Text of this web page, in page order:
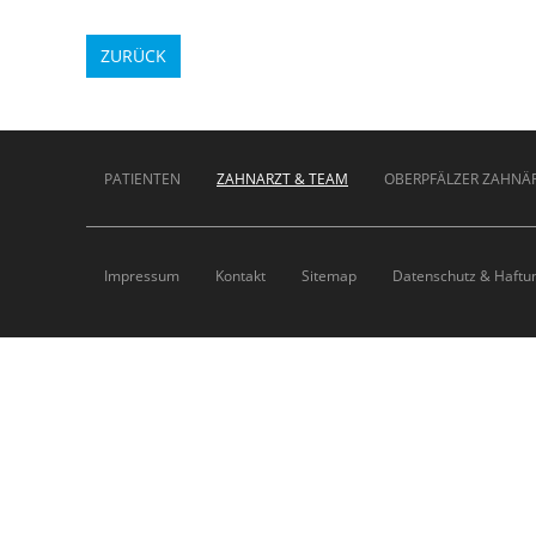
ZURÜCK
PATIENTEN ZAHNARZT & TEAM OBERPFÄLZER
Impressum Kontakt Sitemap Datenschutz &